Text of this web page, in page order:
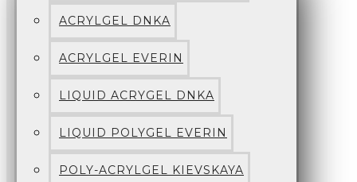
ACRYLGEL DNKA
ACRYLGEL EVERIN
LIQUID ACRYGEL DNKA
LIQUID POLYGEL EVERIN
POLY-ACRYLGEL KIEVSKAYA